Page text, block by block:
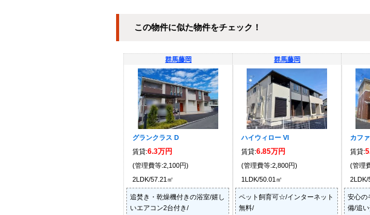
この物件に似た物件をチェック！
群馬藤岡
グランクラス D
賃貸:6.3万円
(管理費等:2,100円)
2LDK/57.21㎡
追焚き・乾燥機付きの浴室/嬉し
いエアコン2台付き/
群馬藤岡
ハイウィロー VI
賃貸:6.85万円
(管理費等:2,800円)
1LDK/50.01㎡
ペット飼育可☆/インターネット
無料/
カフ
賃貸:
(管理
2LDK/
安心の
備/追